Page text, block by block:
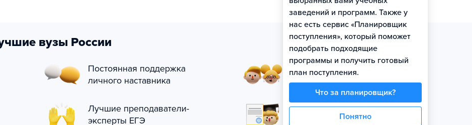
заведений и программ. Также у
нас есть сервис «Планировщик
поступления», который поможет
подобрать подходящие
программы и получить готовый
план поступления.
Что за планировщик?
Понятно
вузы России
Постоянная поддержка
личного наставника
Занятия в небольших
группах по уровню
Лучшие преподаватели-
эксперты ЕГЭ
Официальная гарантия
поступления на бюджет